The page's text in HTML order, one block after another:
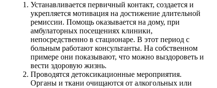
Устанавливается первичный контакт, создается и
укрепляется мотивация на достижение длительной
ремиссии. Помощь оказывается на дому, при
амбулаторных посещениях клиники,
непосредственно в стационаре. В этот период с
больным работают консультанты. На собственном
примере они показывают, что можно выздороветь и
вести здоровую жизнь.
Проводятся детоксикационные мероприятия.
Органы и ткани очищаются от алкогольных или